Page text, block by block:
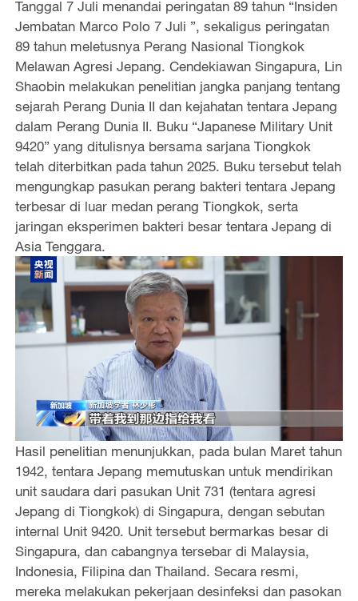
Tanggal 7 Juli menandai peringatan 89 tahun “Insiden
Jembatan Marco Polo 7 Juli ”, sekaligus peringatan
89 tahun meletusnya Perang Nasional Tiongkok
Melawan Agresi Jepang. Cendekiawan Singapura, Lin
Shaobin melakukan penelitian jangka panjang tentang
sejarah Perang Dunia II dan kejahatan tentara Jepang
dalam Perang Dunia II. Buku “Japanese Military Unit
9420” yang ditulisnya bersama sarjana Tiongkok
telah diterbitkan pada tahun 2025. Buku tersebut telah
mengungkap pasukan perang bakteri tentara Jepang
terbesar di luar medan perang Tiongkok, serta
jaringan eksperimen bakteri besar tentara Jepang di
Asia Tenggara.
Hasil penelitian menunjukkan, pada bulan Maret tahun
1942, tentara Jepang memutuskan untuk mendirikan
unit saudara dari pasukan Unit 731 (tentara agresi
Jepang di Tiongkok) di Singapura, dengan sebutan
internal Unit 9420. Unit tersebut bermarkas besar di
Singapura, dan cabangnya tersebar di Malaysia,
Indonesia, Filipina dan Thailand. Secara resmi,
mereka melakukan pekerjaan desinfeksi dan pasokan